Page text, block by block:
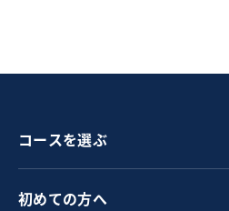
コースを選ぶ
初めての方へ